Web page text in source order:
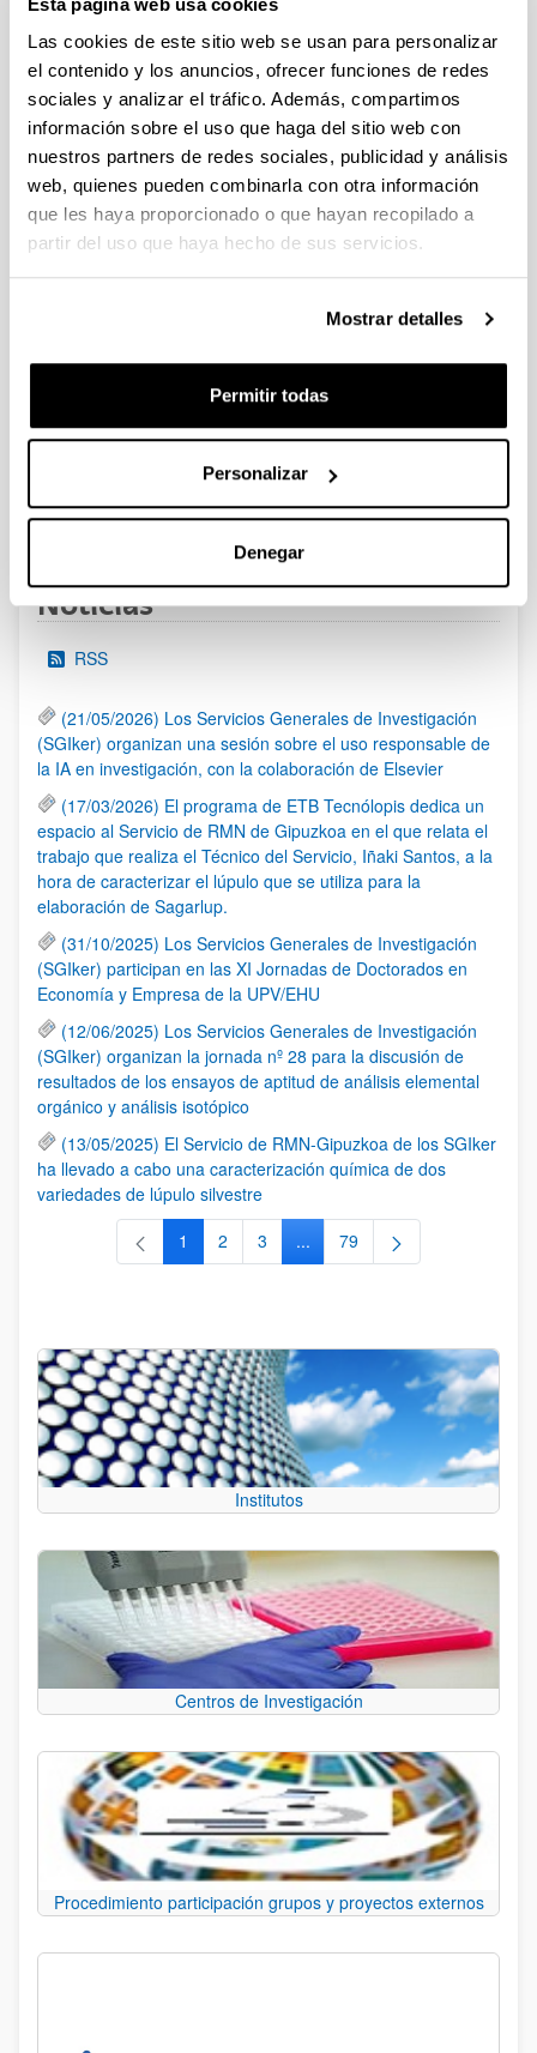
Las cookies de este sitio web se usan para personalizar
el contenido y los anuncios, ofrecer funciones de redes
sociales y analizar el tráfico. Además, compartimos
información sobre el uso que haga del sitio web con
nuestros partners de redes sociales, publicidad y análisis
web, quienes pueden combinarla con otra información
que les haya proporcionado o que hayan recopilado a
partir del uso que haya hecho de sus servicios.
Mostrar detalles
Permitir todas
Personalizar
Denegar
Fellows Gipuzkoa 2026
Plazo de presentación cerrado (Fecha de fin del plazo de
presentación: 29/04/2026)
El plazo de presentación de solicitudes finaliza el 29/04/2026.
Plazo interno UPV/EHU: 27/04/2026- 12:00 am (Ver resumen))
Proyectos Universidad-Empresa-Sociedad 2026
Plazo de presentación cerrado: 20/04/2026 - 12/05/2026 13:00
Se ha publicado la convocatoria
(inclusive).
Página
1 ...Páginas intermedias Use TAB para
Página
6 Página
7 Página
8 ...Páginas intermedias
Página
95
Noticias
RSS
(21/05/2026) Los Servicios Generales de Investigación
(SGIker) organizan una sesión sobre el uso responsable de
la IA en investigación, con la colaboración de Elsevier
(17/03/2026) El programa de ETB Tecnólopis dedica un
espacio al Servicio de RMN de Gipuzkoa en el que relata el
trabajo que realiza el Técnico del Servicio, Iñaki Santos, a la
hora de caracterizar el lúpulo que se utiliza para la
elaboración de Sagarlup.
(31/10/2025) Los Servicios Generales de Investigación
(SGIker) participan en las XI Jornadas de Doctorados en
Economía y Empresa de la UPV/EHU
(12/06/2025) Los Servicios Generales de Investigación
(SGIker) organizan la jornada nº 28 para la discusión de
resultados de los ensayos de aptitud de análisis elemental
orgánico y análisis isotópico
(13/05/2025) El Servicio de RMN-Gipuzkoa de los SGIker
ha llevado a cabo una caracterización química de dos
variedades de lúpulo silvestre
Página
1 Página
2 Página
3 ...Páginas intermedias Use TAB
Página
79
Institutos
Centros de Investigación
Procedimiento participación grupos y proyectos externos